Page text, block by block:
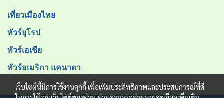
เที่ยวเมืองไทย
ทัวร์ยุโรป
ทัวร์เอเชีย
ทัวร์อเมริกา แคนาดา
เว็บไซต์นี้มีการใช้งานคุกกี้ เพื่อเพิ่มประสิทธิภาพและประสบการณ์ที่ดี